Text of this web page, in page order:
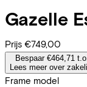
Gazelle
Prijs €749,00
Bespaar €464,71
Lees meer over
Frame model